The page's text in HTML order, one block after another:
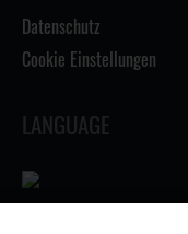
Datenschutz
Cookie Einstellungen
LANGUAGE